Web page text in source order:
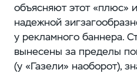
объясняют этот «плюс»
надежной
у рекламного баннера.
вынесены за пределы
(у «Газели» наоборот),